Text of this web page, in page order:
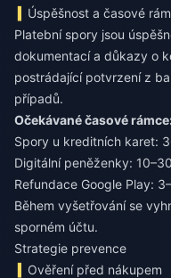
Úspěšnost a časové
Platební spory jsou
dokumentací a důkazy o
postrádající potvrzení z
případů.
Očekávané časové
Spory u kreditních karet:
Digitální peněženky:
Refundace Google Play:
Během vyšetřování se
sporném účtu.
Strategie prevence
Ověření před nákupem